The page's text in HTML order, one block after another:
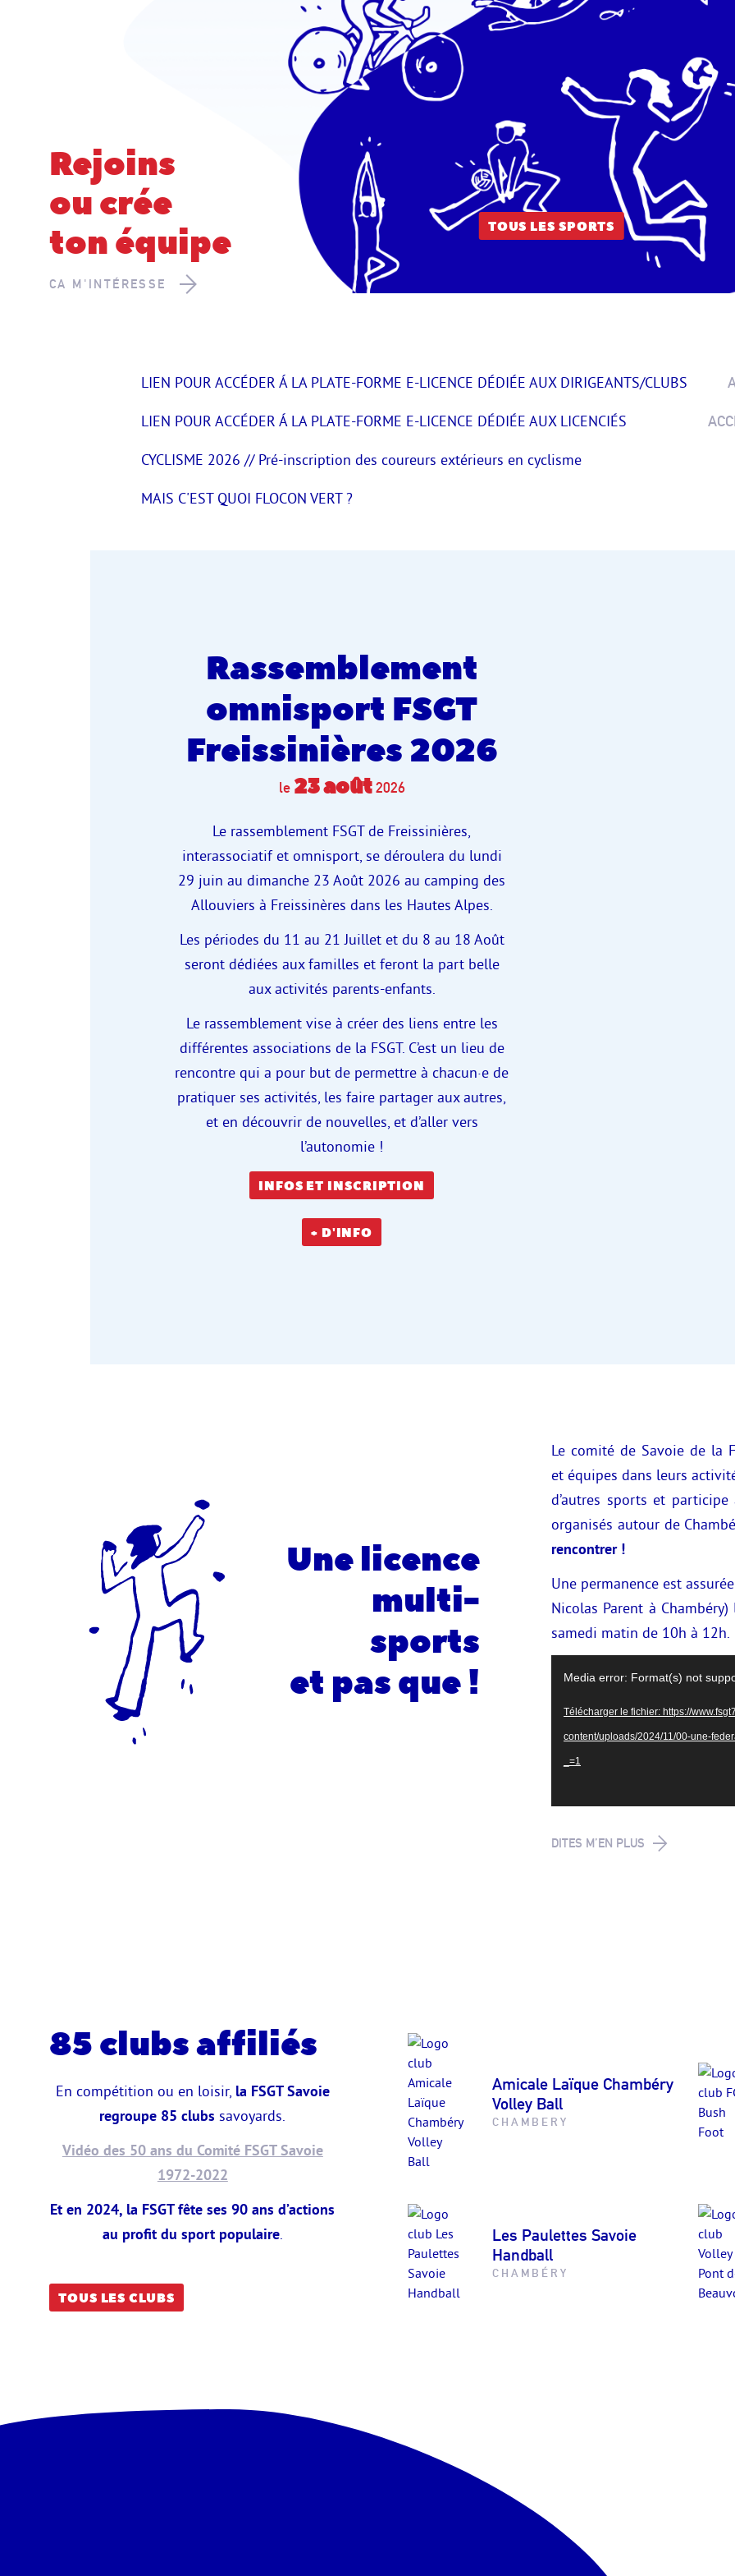
Rejoins
ou crée
ton équipe
CA M'INTÉRESSE
TOUS LES SPORTS
LIEN POUR ACCÉDER Á LA PLATE-FORME E-LICENCE DÉDIÉE AUX DIRIGEANTS/CLUBS
LIEN POUR ACCÉDER Á LA PLATE-FORME E-LICENCE DÉDIÉE AUX LICENCIÉS
CYCLISME 2026 // Pré-inscription des coureurs extérieurs en cyclisme
MAIS C'EST QUOI FLOCON VERT ?
Rassemblement
omnisport FSGT
Freissinières 2026
le 23août2026
Le rassemblement FSGT de Freissinières,
interassociatif et omnisport, se déroulera du lundi
29 juin au dimanche 23 Août 2026 au camping des
Allouviers à Freissinères dans les Hautes Alpes.
Les périodes du 11 au 21 Juillet et du 8 au 18 Août
seront dédiées aux familles et feront la part belle
aux activités parents-enfants.
Le rassemblement vise à créer des liens entre les
différentes associations de la FSGT. C’est un lieu de
rencontre qui a pour but de permettre à chacun·e de
pratiquer ses activités, les faire partager aux autres,
et en découvrir de nouvelles, et d’aller vers
l’autonomie !
INFOS ET INSCRIPTION
+ D'INFO
Une licence
multi-
sports
et pas que !
Le comité de Savoie de la
et équipes dans leurs
d’autres sports et
organisés autour de
rencontrer !
Une permanence est
Nicolas Parent à
samedi matin de 10h à 12h.
Media error: Format(s) not
Télécharger le fichier: https://
content/uploads/2024/11/00-une-
_=1
DITES M’EN PLUS
85 clubs affiliés
En compétition ou en loisir, la FSGT Savoie
regroupe 85 clubs savoyards.
Vidéo des 50 ans du Comité FSGT Savoie
1972-2022
Et en 2024, la FSGT fête ses 90 ans d’actions
au profit du sport populaire.
TOUS LES CLUBS
Amicale Laïque Chambéry
Volley Ball
CHAMBERY
Les Paulettes Savoie
Handball
CHAMBÉRY